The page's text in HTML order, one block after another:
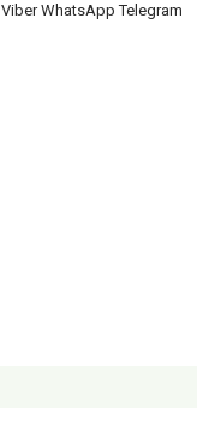
Viber WhatsApp Telegram